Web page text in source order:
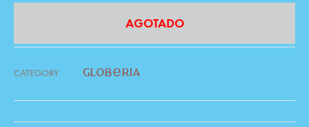
AGOTADO
CATEGORY globería